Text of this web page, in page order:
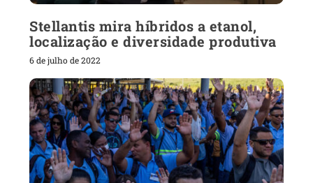
Stellantis mira híbridos a etanol,
localização e diversidade produtiva
6 de julho de 2022